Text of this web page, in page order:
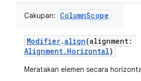
Cakupan: ColumnScope
Modifier.align(alignment:
Alignment.Horizontal)
Meratakan elemen secara